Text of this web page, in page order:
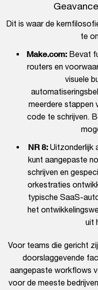
Dit is waar de
te
Make.com: Bevat
routers en
visuele
meerdere stappen
code te schrijven.
NR 8:Uitzonderlijk
kunt aangepaste
schrijven en
orkestraties
typische SaaS-
het
uit
Voor teams die gericht
doorslaggevende
aangepaste workflows
voor de meeste